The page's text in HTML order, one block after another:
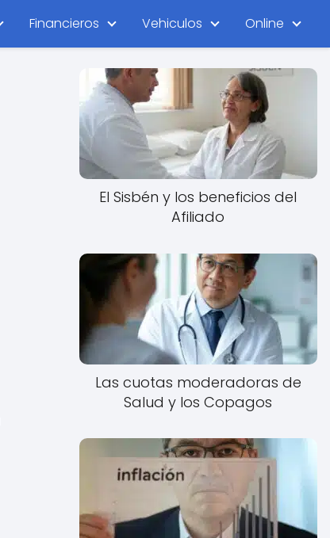
Financieros Vehiculos Online
El Sisbén y los beneficios del
Afiliado
Las cuotas moderadoras de
Salud y los Copagos